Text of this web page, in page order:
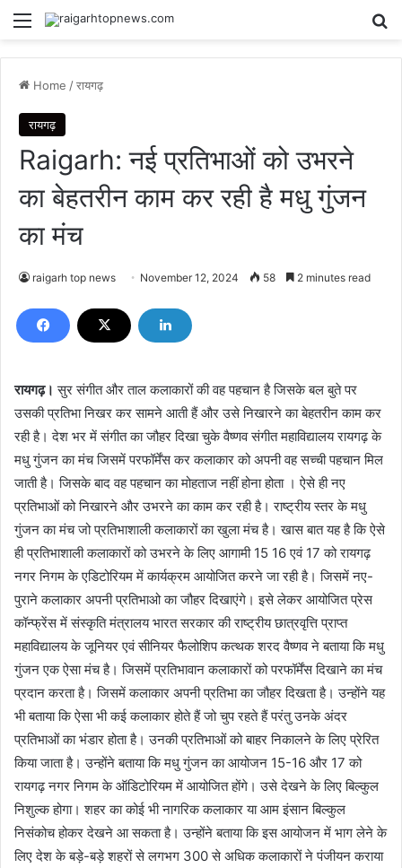
Menu
Home /रायगढ़
रायगढ़
Raigarh: नई प्रतिभाओं को उभरने
का बेहतरीन काम कर रही है मधु गुंजन
का मंच
raigarh top news November 12, 2024 58 2 minutes read
रायगढ़। सुर संगीत और ताल कलाकारों की वह पहचान है जिसके बल बुते पर
उसकी प्रतिभा निखर कर सामने आती हैं और उसे निखारने का बेहतरीन काम कर
रही है। देश भर में संगीत का जौहर दिखा चुके वैष्णव संगीत महाविद्यालय रायगढ़ के
मधु गुंजन का मंच जिसमें परफॉर्मेंस कर कलाकार को अपनी वह सच्ची पहचान मिल
जाती है। जिसके बाद वह पहचान का मोहताज नहीं होना होता । ऐसे ही नए
प्रतिभाओं को निखारने और उभरने का काम कर रही है। राष्ट्रीय स्तर के मधु
गुंजन का मंच जो प्रतिभाशाली कलाकारों का खुला मंच है। खास बात यह है कि ऐसे
ही प्रतिभाशाली कलाकारों को उभरने के लिए आगामी 15 16 एवं 17 को रायगढ़
नगर निगम के एडिटोरियम में कार्यक्रम आयोजित करने जा रही है। जिसमें नए-
पुराने कलाकार अपनी प्रतिभाओ का जौहर दिखाएंगे। इसे लेकर आयोजित प्रेस
कॉन्फ्रेंस में संस्कृति मंत्रालय भारत सरकार की राष्ट्रीय छात्रवृत्ति प्राप्त
महाविद्यालय के जूनियर एवं सीनियर फैलोशिप कत्थक शरद वैष्णव ने बताया कि मधु
गुंजन एक ऐसा मंच है। जिसमें प्रतिभावान कलाकारों को परफॉर्मेंस दिखाने का मंच
प्रदान करता है। जिसमें कलाकार अपनी प्रतिभा का जौहर दिखता है। उन्होंने यह
भी बताया कि ऐसा भी कई कलाकार होते हैं जो चुप रहते हैं परंतु उनके अंदर
प्रतिभाओं का भंडार होता है। उनकी प्रतिभाओं को बाहर निकालने के लिए प्रेरित
किया जाता है। उन्होंने बताया कि मधु गुंजन का आयोजन 15-16 और 17 को
रायगढ़ नगर निगम के ऑडिटोरियम में आयोजित होंगे। उसे देखने के लिए बिल्कुल
निशुल्क होगा। शहर का कोई भी नागरिक कलाकार या आम इंसान बिल्कुल
निसंकोच होकर देखने आ सकता है। उन्होंने बताया कि इस आयोजन में भाग लेने के
लिए देश के बड़े-बड़े शहरों से लगभग 300 से अधिक कलाकारों ने पंजीयन कराया